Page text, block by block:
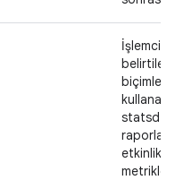
İşlemcide
belirtilen
statsd
etkinlik